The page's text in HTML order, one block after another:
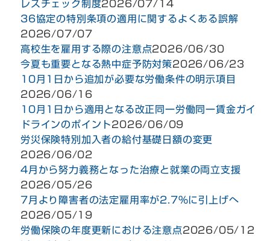
レスチェック制度2026/07/14
36協定の特別条項の適用に関するよくある誤解
2026/07/07
高校生を雇用する際の注意点2026/06/30
今夏も重要となる熱中症予防対策2026/06/23
10月1日から追加が必要な労働条件の明示項目
2026/06/16
10月1日から適用となる改正同一労働同一賃金ガイ
ドラインのポイント2026/06/09
労災保険特別加入者の給付基礎日額の変更
2026/06/02
4月から努力義務となった治療と就業の両立支援
2026/05/26
7月より障害者の法定雇用率が2.7％に引上げへ
2026/05/19
労働保険の年度更新における注意点2026/05/12